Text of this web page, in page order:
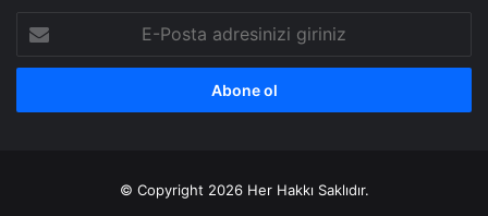
Posta
adresinizi
© Copyright 2026 Her Hakkı Saklıdır.